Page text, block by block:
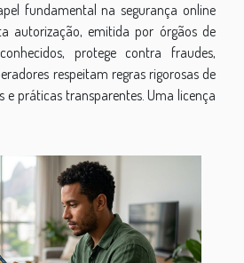
fundamental na segurança online
autorização, emitida por órgãos de
protege contra fraudes,
respeitam regras rigorosas de
e práticas transparentes. Uma licença